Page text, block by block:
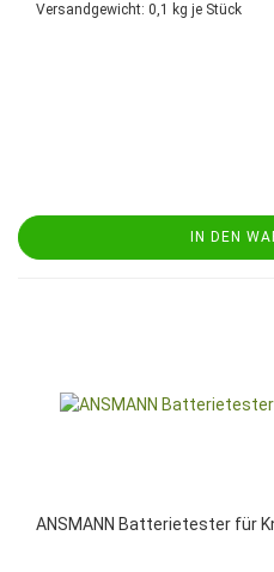
Versandgewicht: 0,1 kg je Stück
IN DEN
ANSMANN Batterietester für